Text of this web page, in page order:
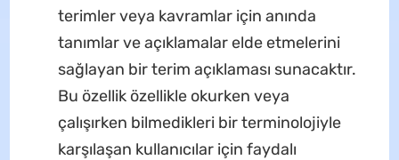
terimler veya kavramlar için anında
tanımlar ve açıklamalar elde etmelerini
sağlayan bir terim açıklaması sunacaktır.
Bu özellik özellikle okurken veya
çalışırken bilmedikleri bir terminolojiyle
karşılaşan kullanıcılar için faydalı